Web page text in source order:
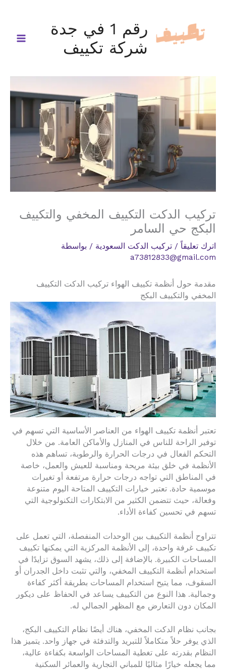
المحتوى
رقم 1 في جدة
شركة تكييف
تركيب الدكت التكييف المخفي والتكييف
البكج حي السامر
اترك تعليقاً / تركيب الدكت السعودية / بواسطة
a73812833@gmail.com
مقدمة حول أنظمة تكييف الهواء تركيب الدكت التكييف
المخفي والتكييف البكج
تعتبر أنظمة تكييف الهواء من العناصر الأساسية التي تسهم في
توفير الراحة للناس في المنازل والأماكن العامة. من خلال
التحكم الفعال في درجات الحرارة والرطوبة، تساهم هذه
الأنظمة في خلق بيئة مريحة ومناسبة للعيش والعمل، خاصة
في المناطق التي تواجه درجات حرارة مرتفعة أو تغيرات
موسمية حادة. تعتبر خيارات التكييف المتاحة اليوم متنوعة
وفعالة، حيث تتضمن الكثير من الابتكارات التكنولوجية التي
تسهم في تحسين كفاءة الأداء.
تتراوح أنظمة التكييف بين الوحدات المنفصلة، التي تعمل على
تكييف غرفة واحدة، إلى الأنظمة المركزية التي يمكنها تكييف
المساحات الكبيرة. بالإضافة إلى ذلك، يشهد السوق تزايدًا في
استخدام أنظمة التكييف المخفي، والتي تثبت داخل الجدران أو
السقوف، مما يتيح استخدام المساحات بطريقة أكثر كفاءة
وجمالية. هذا النوع من التكييف يساعد في الحفاظ على ديكور
المكان دون التعارض مع المظهر الجمالي له.
بجانب نظام الدكت المخفي، هناك أيضًا نظام التكييف البكج،
الذي يوفر حلاً متكاملاً للتبريد والتدفئة في جهاز واحد. يتميز هذا
النظام بقدرته على تغطية المساحات الواسعة بكفاءة عالية،
مما يجعله خيارًا مثاليًا للمباني التجارية والعمائر السكنية